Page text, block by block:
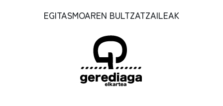
EGITASMOAREN BULTZATZAILEAK